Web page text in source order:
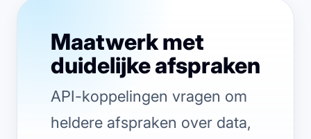
Maatwerk met
duidelijke afspraken
API-koppelingen vragen om
heldere afspraken over data,